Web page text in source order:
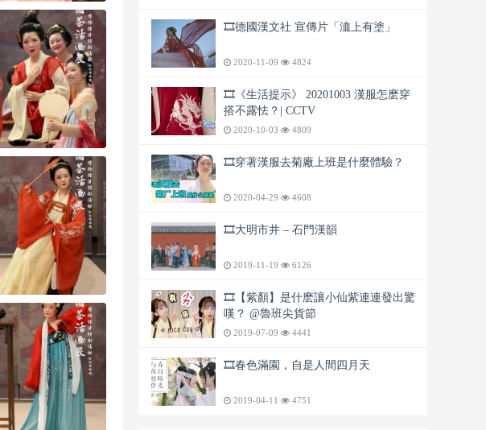
🎞️德國漢文社 宣傳片「洫上有塗」
2020-11-09 4824
🎞️《生活提示》 20201003 漢服怎麽穿
搭不露怯？| CCTV
2020-10-03 4809
🎞️穿著漢服去菊廠上班是什麼體驗？
2020-04-29 4608
🎞️大明市井 – 石門漢韻
2019-11-19 6126
🎞️【紫顏】是什麽讓小仙紫連連發出驚
嘆？ @魯班尖貨節
2019-07-09 4441
🎞️春色滿園，自是人間四月天
2019-04-11 4751